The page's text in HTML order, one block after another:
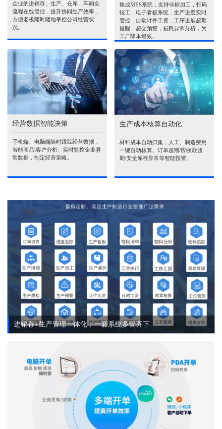
企业的进销存、生产、仓库、车间全
流程在线管控，提升协同生产效率，
方便老板随时随地掌控公司经营状
况。
集成MES系统，支持非标加工，扫码
报工，电子看板系统，生产进度实时
管控，自动计件工资，工序进展超期
提醒，超交预警，损耗异常分析，为
工厂降本增效。
经营数据智能决策
手机端、电脑端随时跟踪经营数据，
智能商品\客户分析、实时监控企业异
常数据，制定经营策略。
生产成本核算自动化
材料成本自动归集，人工、制造费用
一键自动核算。订单超期/应收款超
期/安全库存异常等智能预警。
进销存+生产管理一体化，一套系统多管齐下